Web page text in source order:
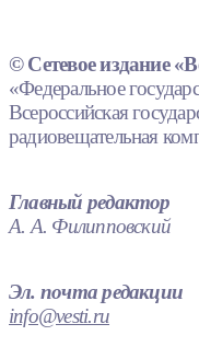
© Сетевое издание
«Федеральное
Всероссийская
радиовещательная
Главный редактор
А. А. Филипповский
Эл. почта редакции
info@vesti.ru